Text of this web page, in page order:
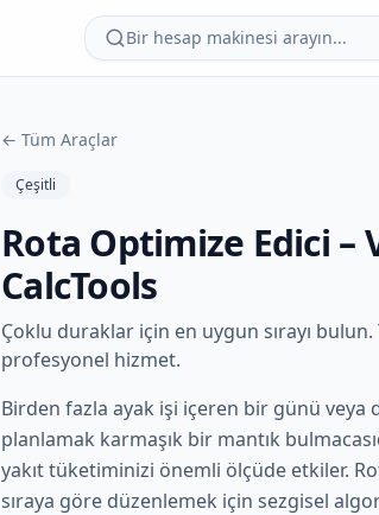
Bir hesap makinesi arayın...
← Tüm Araçlar
Çeşitli
Rota Optimize Edici
CalcTools
Çoklu duraklar için en uygun sırayı
profesyonel hizmet.
Birden fazla ayak işi içeren bir günü
planlamak karmaşık bir mantık
yakıt tüketiminizi önemli ölçüde etkiler.
sıraya göre düzenlemek için sezgisel